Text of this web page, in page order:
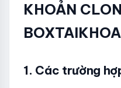
KHOẢN
1. Các trường